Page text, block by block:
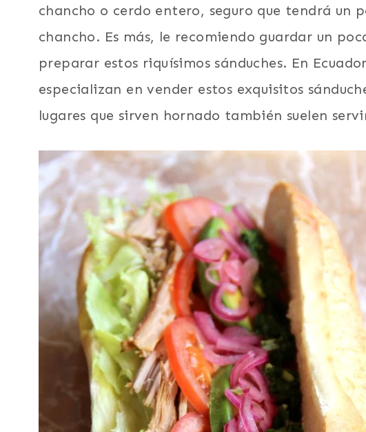
chancho o cerdo entero, seguro que tendrá un
chancho. Es más, le recomiendo guardar un
preparar estos riquísimos sánduches. En
especializan en vender estos exquisitos
lugares que sirven hornado también suelen